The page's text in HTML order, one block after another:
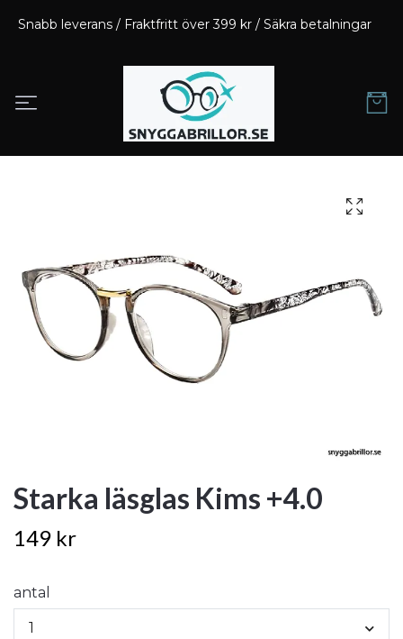
Snabb leverans / Fraktfritt över 399 kr / Säkra betalningar
Starka läsglas Kims +4.0
149 kr
antal
1